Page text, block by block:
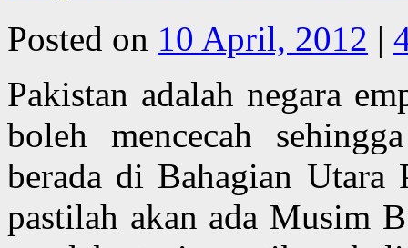
Posted on 10 April, 2012 |
Pakistan adalah negara
boleh mencecah
berada di Bahagian Utara
pastilah akan ada Musim